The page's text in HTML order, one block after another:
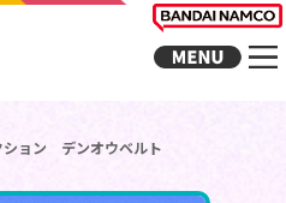
ョン デンオウベルト